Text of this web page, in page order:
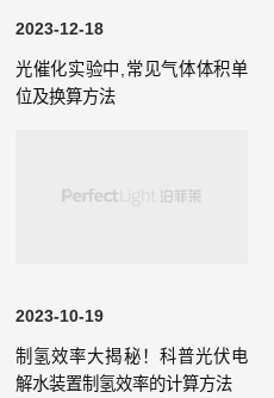
2023-12-18
光催化实验中,常见气体体积单
位及换算方法
2023-10-19
制氢效率大揭秘！科普光伏电
解水装置制氢效率的计算方法